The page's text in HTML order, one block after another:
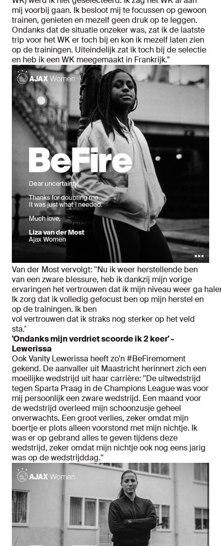
mij voorbij gaan. Ik besloot mij te focussen op gewoon
trainen, genieten en mezelf geen druk op te leggen.
Ondanks dat de situatie onzeker was, zat ik de laatste
trip voor het WK er toch bij en kon ik mezelf laten zien
op de trainingen. Uiteindelijk zat ik toch bij de selectie
en heb ik een WK meegemaakt in Frankrijk."
Van der Most vervolgt: ''Nu ik weer herstellende ben
van een zware blessure, heb ik dankzij mijn vorige
ervaringen het vertrouwen dat ik mijn niveau weer ga
Ik zorg dat ik volledig gefocust ben op mijn herstel en
op de trainingen. Ik ben
vol vertrouwen dat ik straks nog sterker op het veld
sta.’
'Ondanks mijn verdriet scoorde ik 2 keer' -
Lewerissa
Ook Vanity Lewerissa heeft zo'n #BeFiremoment
gekend. De aanvaller uit Maastricht herinnert zich een
moeilijke wedstrijd uit haar carrière: ''De uitwedstrijd
tegen Sparta Praag in de Champions League was voor
mij persoonlijk een zware wedstrijd. Een maand voor
de wedstrijd overleed mijn schoonzusje geheel
onverwachts. Een groot verlies, zeker omdat mijn
boertje er plots alleen voorstond met mijn nichtje. Ik
was er op gebrand alles te geven tijdens deze
wedstrijd, zeker omdat mijn nichtje ook nog eens jarig
was op de wedstrijddag.''